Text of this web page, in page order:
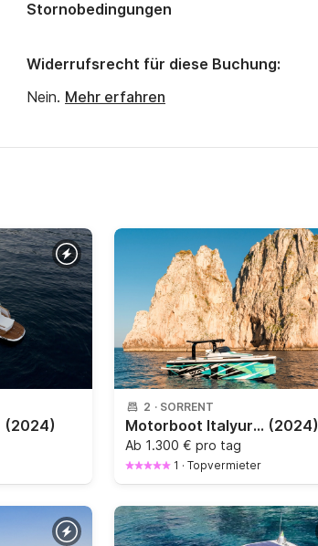
Stornobedingungen
Widerrufsrecht für diese Buchung:
Nein. Mehr erfahren
(2024)
2 · SORRENT
Motorboot Italyure Italyure 35 760PS (2024)
Ab 1.300 € pro tag
1 · Topvermieter